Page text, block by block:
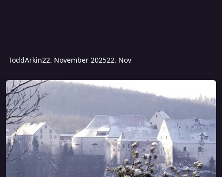
ToddArkin22. November 202522. Nov
Sonntag Das verfluchte Einhorn/Der Herr der Gartenzwerge